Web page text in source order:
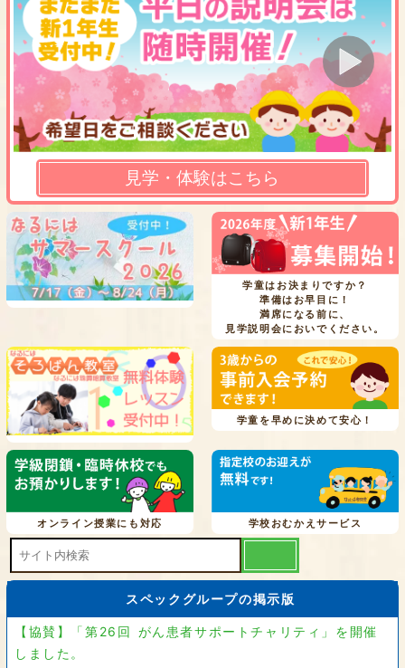
見学・体験はこちら
学童はお決まりですか？
準備はお早目に！
満席になる前に、
見学説明会においでください。
学童を早めに決めて安心！
オンライン授業にも対応 学校おむかえサービス
スペックグループの掲示版
【協賛】「第26回 がん患者サポートチャリティ」を開催
しました。